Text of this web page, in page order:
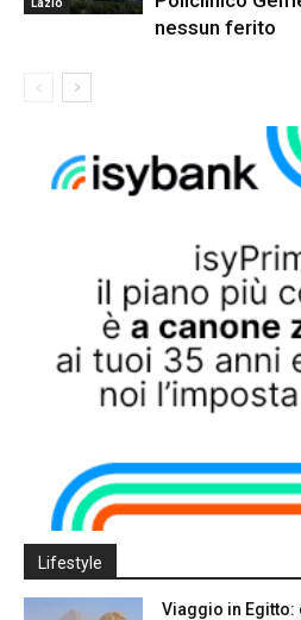
Lazio
nessun ferito
Lifestyle
Viaggio in Egitto: